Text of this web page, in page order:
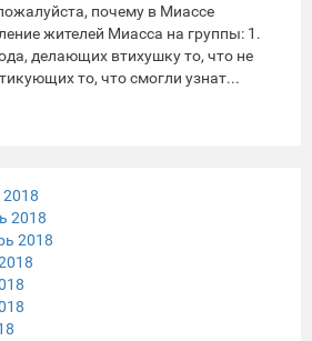
почему в Миассе
жителей Миасса на группы: 1.
делающих втихушку то, что не
то, что смогли узнат...
2018
2018